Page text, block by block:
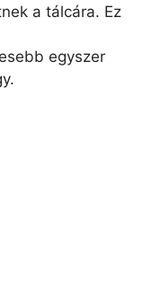
a tálcára. Ez
egyszer